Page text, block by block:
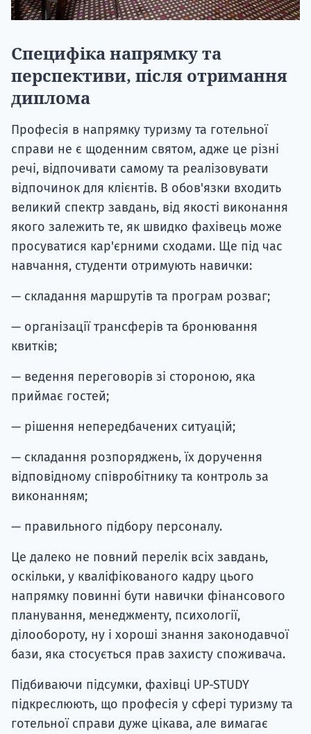
Специфіка напрямку та
перспективи, після отримання
диплома
Професія в напрямку туризму та готельної
справи не є щоденним святом, адже це різні
речі, відпочивати самому та реалізовувати
відпочинок для клієнтів. В обов'язки входить
великий спектр завдань, від якості виконання
якого залежить те, як швидко фахівець може
просуватися кар'єрними сходами. Ще під час
навчання, студенти отримують навички:
— складання маршрутів та програм розваг;
— організації трансферів та бронювання
квитків;
— ведення переговорів зі стороною, яка
приймає гостей;
— рішення непередбачених ситуацій;
— складання розпоряджень, їх доручення
відповідному співробітнику та контроль за
виконанням;
— правильного підбору персоналу.
Це далеко не повний перелік всіх завдань,
оскільки, у кваліфікованого кадру цього
напрямку повинні бути навички фінансового
планування, менеджменту, психології,
ділообороту, ну і хороші знання законодавчої
бази, яка стосується прав захисту споживача.
Підбиваючи підсумки, фахівці UP-STUDY
підкреслюють, що професія у сфері туризму та
готельної справи дуже цікава, але вимагає